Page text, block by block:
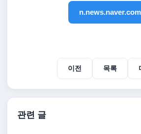
n.news.naver.com
이전 목록
관련 글